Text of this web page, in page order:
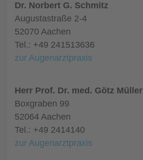
Dr. Norbert G. Schmitz
Augustastraße 2-4
52070 Aachen
Tel.: +49 241513636
zur Augenarztpraxis
Herr Prof. Dr. med. Götz Müller
Boxgraben 99
52064 Aachen
Tel.: +49 2414140
zur Augenarztpraxis